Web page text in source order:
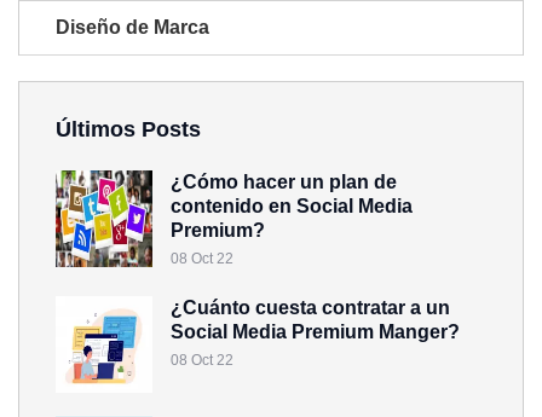
Diseño de Marca
Últimos Posts
¿Cómo hacer un plan de
contenido en Social Media
Premium?
08 Oct 22
¿Cuánto cuesta contratar a un
Social Media Premium Manger?
08 Oct 22